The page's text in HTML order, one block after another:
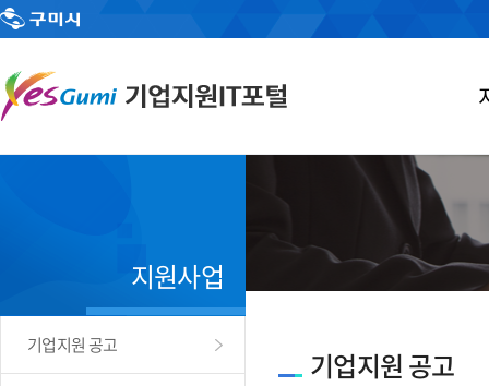
지원사업
기업지원 공고
기업지원 공고